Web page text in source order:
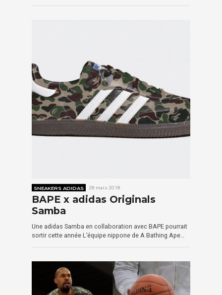
SNEAKERS ADIDAS 28 mars 2018
BAPE x adidas Originals
Samba
Une adidas Samba en collaboration avec BAPE pourrait
sortir cette année L’équipe nippone de A Bathing Ape…